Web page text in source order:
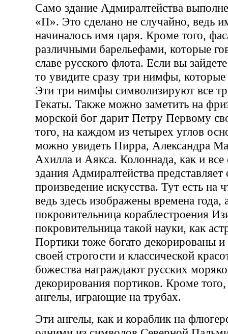
Само здание Адмиралтейства
«П». Это сделано не случайно, ведь
начиналось имя царя. Кроме того,
различными барельефами, которые
славе русского флота. Если вы
то увидите сразу три нимфы,
Эти три нимфы символизируют все
Гекаты. Также можно заметить на
морской бог дарит Петру Первому
того, на каждом из четырех углов
можно увидеть Пирра, Александра
Ахилла и Аякса. Колоннада, как и все
здания Адмиралтейства представляет
произведение искусства. Тут есть на
ведь здесь изображены времена года,
покровительница кораблестроения
покровительница такой науки, как
Портики тоже богато декорированы
своей строгости и классической
божества награждают русских
декорирования портиков. Кроме
ангелы, играющие на трубах.
Эти ангелы, как и кораблик на